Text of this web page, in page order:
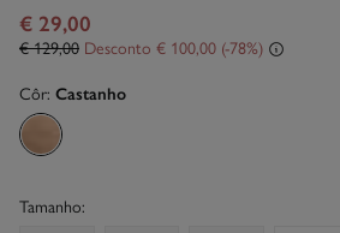
€ 29,00
€ 129,00 Desconto € 100,00 78
Côr: Castanho
Tamanho: